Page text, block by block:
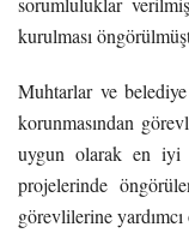
kurulması
Muhtarlar ve belediye
korunmasından
uygun olarak en iyi
projelerinde
görevlilerine